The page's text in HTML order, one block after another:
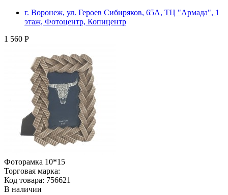
г. Воронеж, ул. Героев Сибиряков, 65А, ТЦ "Армада", 1
этаж, Фотоцентр, Копицентр
1 560 Р
Фоторамка 10*15
Торговая марка:
Код товара: 756621
В наличии